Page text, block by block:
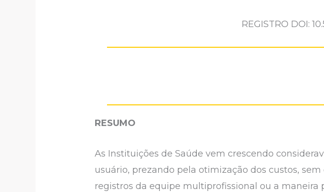
REGISTRO DOI:
RESUMO
As Instituições de Saúde vem crescendo
usuário, prezando pela otimização dos custos,
registros da equipe multiprofissional ou a maneira